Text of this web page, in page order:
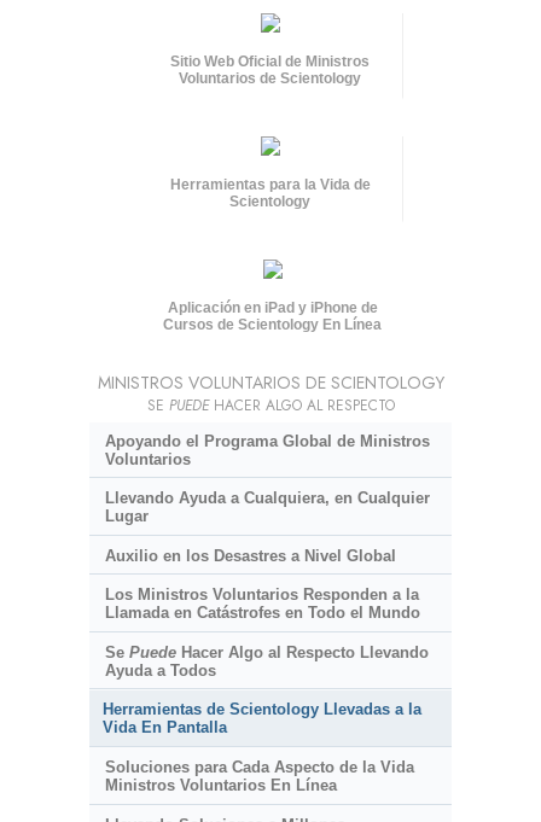
Sitio Web Oficial de Ministros
Voluntarios de Scientology
Herramientas para la Vida de
Scientology
Aplicación en iPad y iPhone de
Cursos de Scientology En Línea
MINISTROS VOLUNTARIOS DE SCIENTOLOGY
SE PUEDEHACER ALGO AL RESPECTO
Apoyando el Programa Global de Ministros
Voluntarios
Llevando Ayuda a Cualquiera, en Cualquier
Lugar
Auxilio en los Desastres a Nivel Global
Los Ministros Voluntarios Responden a la
Llamada en Catástrofes en Todo el Mundo
Se PuedeHacer Algo al Respecto Llevando
Ayuda a Todos
Herramientas de Scientology Llevadas a la
Vida En Pantalla
Soluciones para Cada Aspecto de la Vida
Ministros Voluntarios En Línea